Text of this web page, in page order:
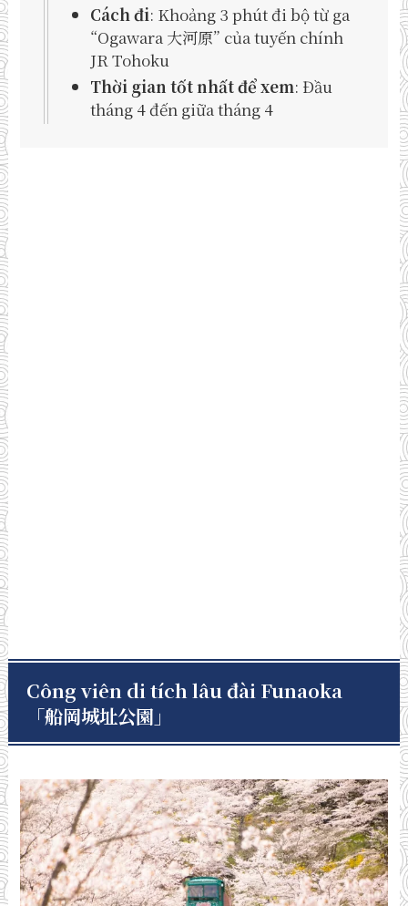
Cách đi: Khoảng 3 phút đi bộ từ ga
“Ogawara 大河原” của tuyến chính
JR Tohoku
Thời gian tốt nhất để xem: Đầu
tháng 4 đến giữa tháng 4
Công viên di tích lâu đài Funaoka
「船岡城址公園 」